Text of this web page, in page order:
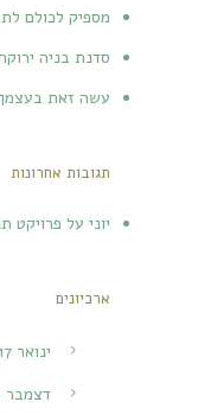
מספיק לכולם
סדנת בניה
עשה זאת
תגובות אחרונות
יוני על פרויקט
ארכיונים
ינואר 2017
דצמבר 2016